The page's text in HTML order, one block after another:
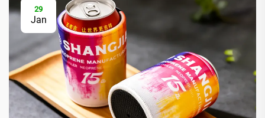
29
Jan